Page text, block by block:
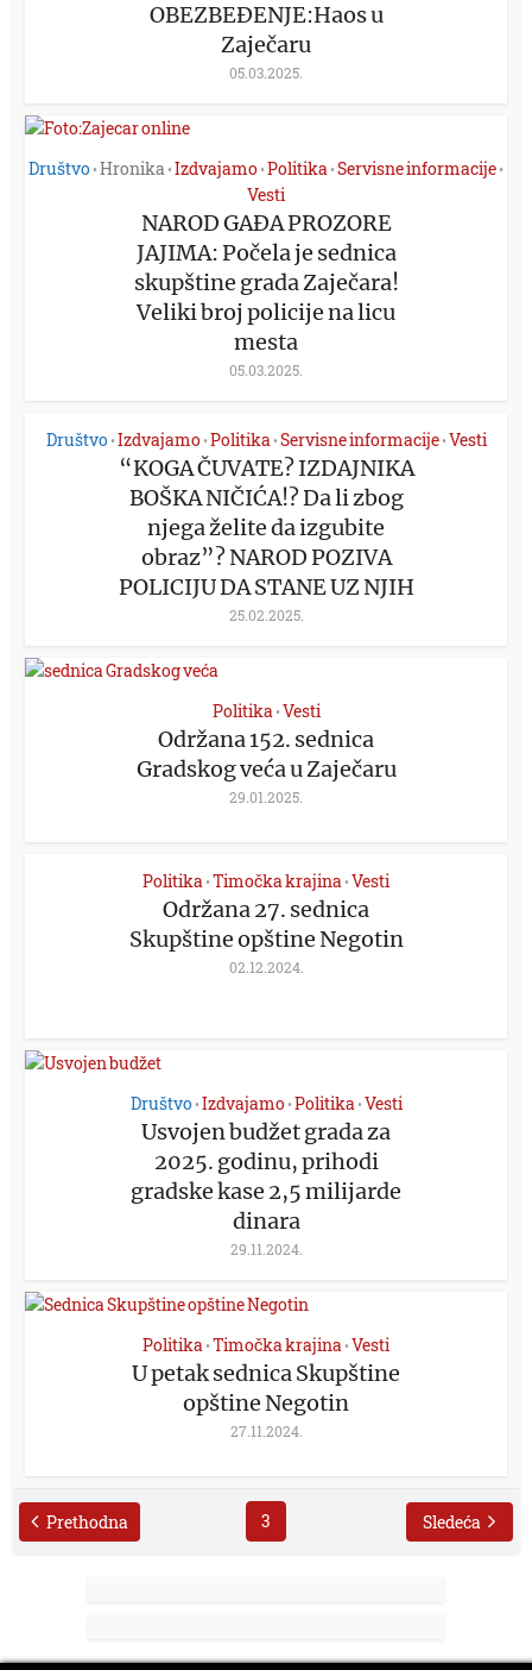
OBEZBEĐENJE:Haos u
Zaječaru
05.03.2025.
Društvo•Hronika•Izdvajamo•Politika•Servisne informacije•
Vesti
NAROD GAĐA PROZORE
JAJIMA: Počela je sednica
skupštine grada Zaječara!
Veliki broj policije na licu
mesta
05.03.2025.
Društvo •Izdvajamo •Politika •Servisne informacije •Vesti
“KOGA ČUVATE? IZDAJNIKA
BOŠKA NIČIĆA!? Da li zbog
njega želite da izgubite
obraz”? NAROD POZIVA
POLICIJU DA STANE UZ NJIH
25.02.2025.
Politika •Vesti
Održana 152. sednica
Gradskog veća u Zaječaru
29.01.2025.
Politika•Timočka krajina•Vesti
Održana 27. sednica
Skupštine opštine Negotin
02.12.2024.
Društvo •Izdvajamo •Politika •Vesti
Usvojen budžet grada za
2025. godinu, prihodi
gradske kase 2,5 milijarde
dinara
29.11.2024.
Politika•Timočka krajina•Vesti
U petak sednica Skupštine
opštine Negotin
27.11.2024.
Prethodna 3 Sledeća